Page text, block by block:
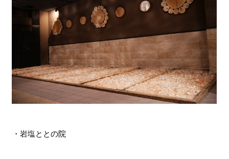
・岩塩ととの院